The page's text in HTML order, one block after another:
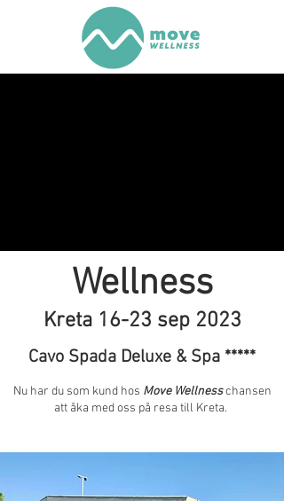
Wellness
Kreta16-23 sep 2023
Cavo Spada Deluxe & Spa *****
Nu har du som kund hos Move Wellnesschansen
att åka med oss på resa till Kreta.